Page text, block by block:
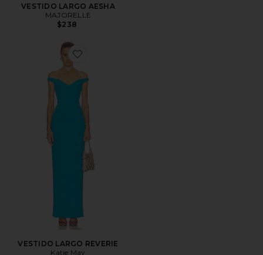
VESTIDO LARGO AESHA
MAJORELLE
$238
Favorite VESTIDO LARGO REVERIE
VESTIDO LARGO REVERIE
Katie May